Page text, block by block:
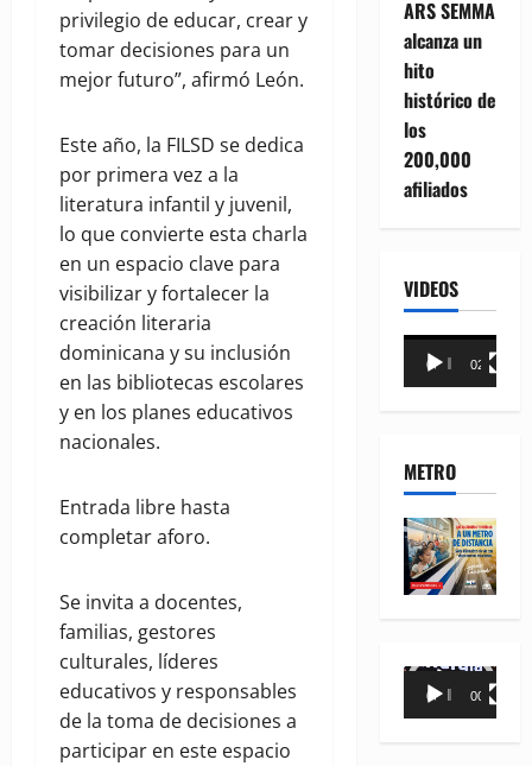
privilegio de educar, crear y
tomar decisiones para un
mejor futuro”, afirmó León.
Este año, la FILSD se dedica
por primera vez a la
literatura infantil y juvenil,
lo que convierte esta charla
en un espacio clave para
visibilizar y fortalecer la
creación literaria
dominicana y su inclusión
en las bibliotecas escolares
y en los planes educativos
nacionales.
Entrada libre hasta
completar aforo.
Se invita a docentes,
familias, gestores
culturales, líderes
educativos y responsables
de la toma de decisiones a
participar en este espacio
ARS SEMMA
alcanza un
hito
histórico de
los
200,000
afiliados
VIDEOS
Reproductor
00:00 02:18
METRO
Reproductor
00:00 00:35